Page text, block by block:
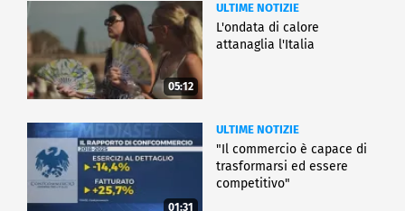
05:12
ULTIME NOTIZIE
L'ondata di calore
attanaglia l'Italia
01:31
ULTIME NOTIZIE
"Il commercio è capace di
trasformarsi ed essere
competitivo"